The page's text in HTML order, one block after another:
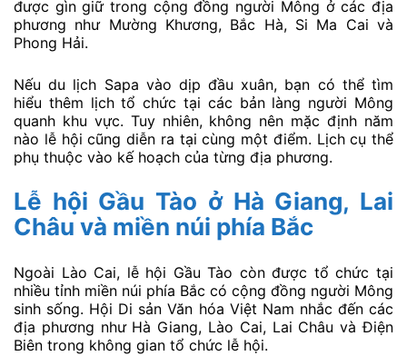
được gìn giữ trong cộng đồng người Mông ở các địa
phương như Mường Khương, Bắc Hà, Si Ma Cai và
Phong Hải.
Nếu du lịch Sapa vào dịp đầu xuân, bạn có thể tìm
hiểu thêm lịch tổ chức tại các bản làng người Mông
quanh khu vực. Tuy nhiên, không nên mặc định năm
nào lễ hội cũng diễn ra tại cùng một điểm. Lịch cụ thể
phụ thuộc vào kế hoạch của từng địa phương.
Lễ hội Gầu Tào ở Hà Giang, Lai
Châu và miền núi phía Bắc
Ngoài Lào Cai, lễ hội Gầu Tào còn được tổ chức tại
nhiều tỉnh miền núi phía Bắc có cộng đồng người Mông
sinh sống. Hội Di sản Văn hóa Việt Nam nhắc đến các
địa phương như Hà Giang, Lào Cai, Lai Châu và Điện
Biên trong không gian tổ chức lễ hội.